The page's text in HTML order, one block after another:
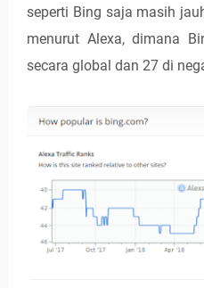
seperti Bing saja masih
menurut Alexa, dimana
secara global dan 27 di